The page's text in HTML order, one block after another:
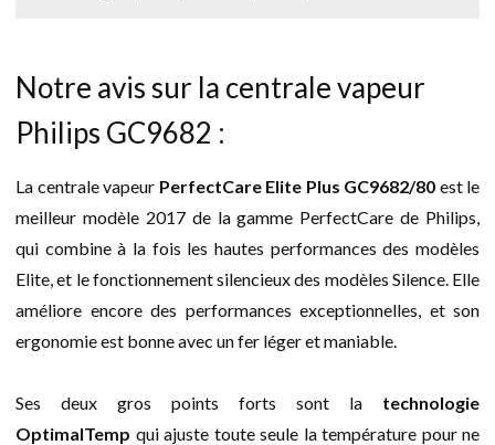
Notre avis sur la centrale vapeur
Philips GC9682 :
La centrale vapeur PerfectCare Elite Plus GC9682/80 est le
meilleur modèle 2017 de la gamme PerfectCare de Philips,
qui combine à la fois les hautes performances des modèles
Elite, et le fonctionnement silencieux des modèles Silence. Elle
améliore encore des performances exceptionnelles, et son
ergonomie est bonne avec un fer léger et maniable.
Ses deux gros points forts sont la technologie
OptimalTemp qui ajuste toute seule la température pour ne